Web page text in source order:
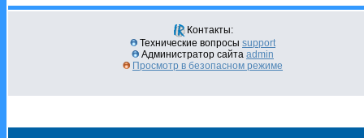
Контакты:
Технические вопросы support
Администратор сайта admin
Просмотр в безопасном режиме